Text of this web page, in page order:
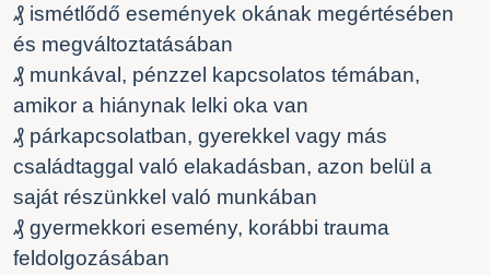
₰ ismétlődő események okának megértésében
és megváltoztatásában
₰ munkával, pénzzel kapcsolatos témában,
amikor a hiánynak lelki oka van
₰ párkapcsolatban, gyerekkel vagy más
családtaggal való elakadásban, azon belül a
saját részünkkel való munkában
₰ gyermekkori esemény, korábbi trauma
feldolgozásában